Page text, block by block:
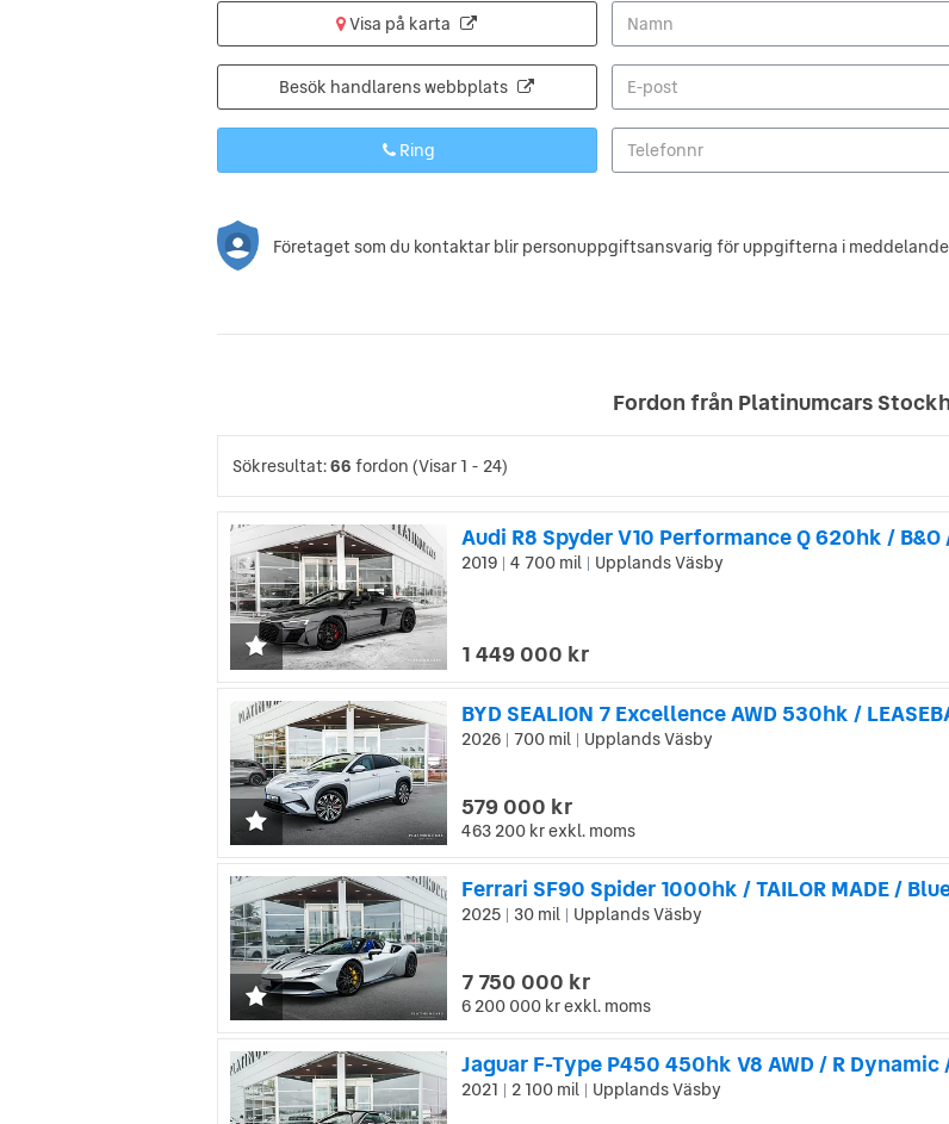
Visa på karta
Besök handlarens webbplats
Ring
Företaget som du kontaktar blir personuppgiftsansvarig för uppgifterna i
Fordon från Platinumcars
Sökresultat:66 fordon (Visar 1 - 24)
Audi R8 Spyder V10 Performance Q 620hk /
2019 4 700 mil Upplands Väsby
1 449 000 kr
BYD SEALION 7 Excellence AWD 530hk /
2026 700 mil Upplands Väsby
579 000 kr
463 200 krexkl. moms
2025 30 mil Upplands Väsby
7 750 000 kr
6 200 000 krexkl. moms
Jaguar F-Type P450 450hk V8 AWD / R Dynamic
2021 2 100 mil Upplands Väsby